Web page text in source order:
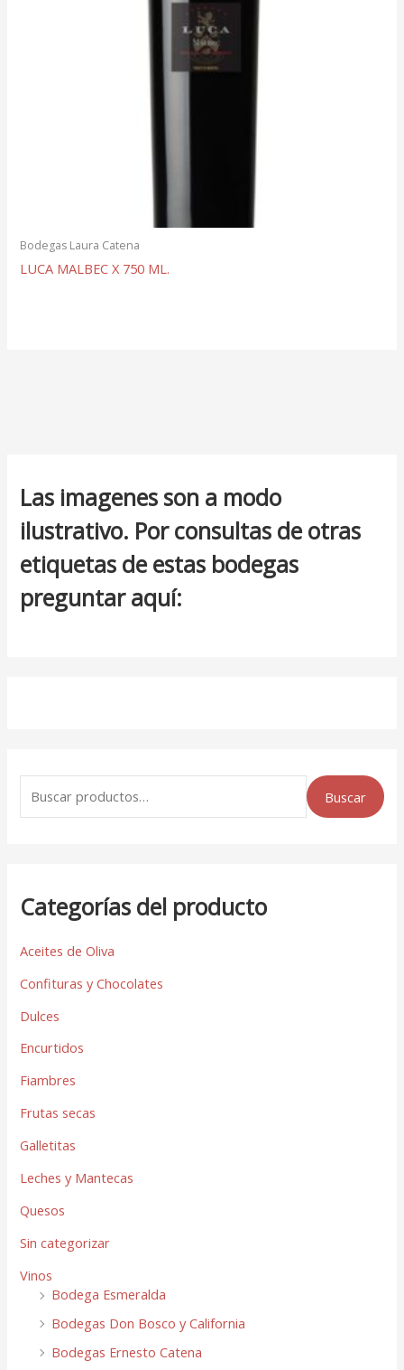
Las imagenes son a modo
ilustrativo. Por consultas de otras
etiquetas de estas bodegas
preguntar aquí:
Buscar
Categorías del producto
Aceites de Oliva
Confituras y Chocolates
Dulces
Encurtidos
Fiambres
Frutas secas
Galletitas
Leches y Mantecas
Quesos
Sin categorizar
Vinos
Bodega Esmeralda
Bodegas Don Bosco y California
Bodegas Ernesto Catena
Bodegas Laura Catena
LUCA MALBEC X 750 ML.